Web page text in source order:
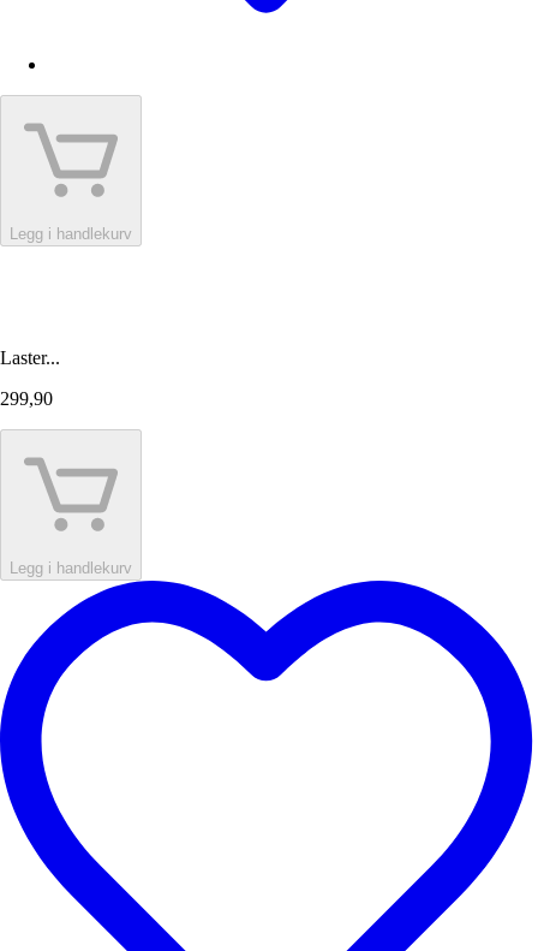
Legg i handlekurv
Laster...
299,90
Legg i handlekurv